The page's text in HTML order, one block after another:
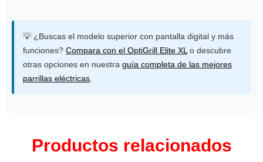
💡 ¿Buscas el modelo superior con pantalla digital y más
funciones? Compara con el OptiGrill Elite XL o descubre
otras opciones en nuestra guía completa de las mejores
parrillas eléctricas
Productos relacionados